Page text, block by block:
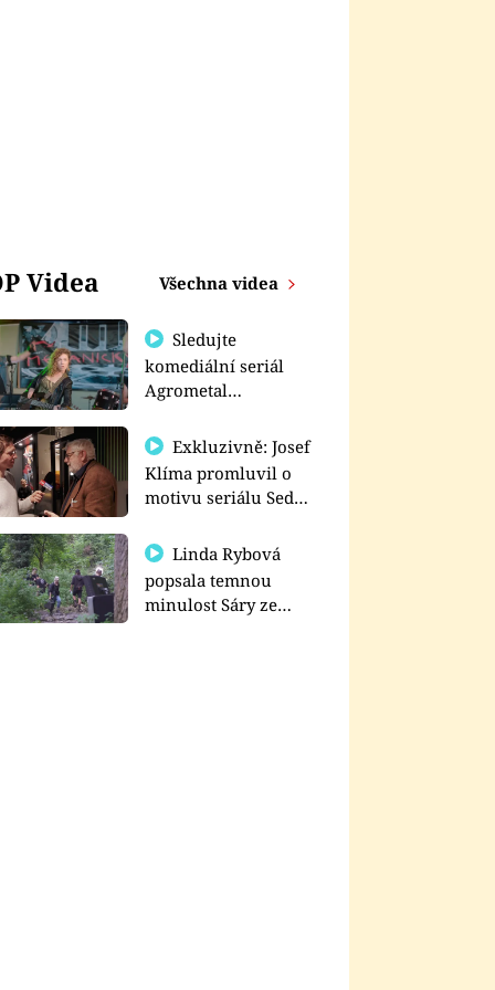
Videa Všechna videa
Sledujte
komediální seriál
Agrometal
prima+
Exkluzivně: Josef
Klíma promluvil o
motivu seriálu Sedm
Linda Rybová
popsala temnou
minulost Sáry ze